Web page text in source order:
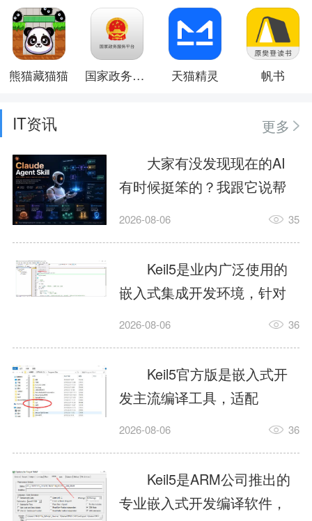
熊猫藏猫猫 国家政务服务平台 天猫精灵 帆书
IT资讯
更多
大家有没发现现在的AI
有时候挺笨的？我跟它说帮
我订个明天早上的闹钟，它
这样？因为AI，就是个只会
耍嘴皮子的书呆子。它脑子
里有海量知识，但没有真正
激发出来实力。而
AgentSkill，就是给AI大脑装
上的一双机械手，它真的能
解决很多问题。1什么是
AgentSkillSkill指...
2026-08-06 35
Keil5是业内广泛使用的
嵌入式集成开发环境，针对
ARM、51内核单片机提供编
力，代码编译稳定，调试工
具成熟，大量开源项目基于
该平台开发。新项目需要单
独下载对应芯片支持包，新
手配置难度较高，正版商业
授权费用不菲，未授权版本
存在程序容量限制，适合硬
2026-08-06 36
Keil5官方版是嵌入式开
发主流编译工具，适配
STM32、51单片机等多款芯
在线调试、代码仿真，兼容
众多厂商芯片安装包。软件
需要手动添加器件库，初次
2026-08-06 36
Keil5是ARM公司推出的
专业嵌入式开发编译软件，